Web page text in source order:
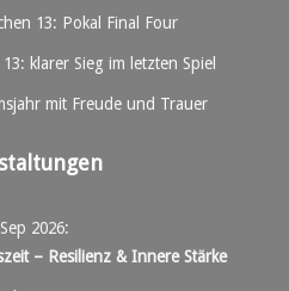
13: Pokal Final Four
klarer Sieg im letzten Spiel
mit Freude und Trauer
2026:
– Resilienz & Innere Stärke